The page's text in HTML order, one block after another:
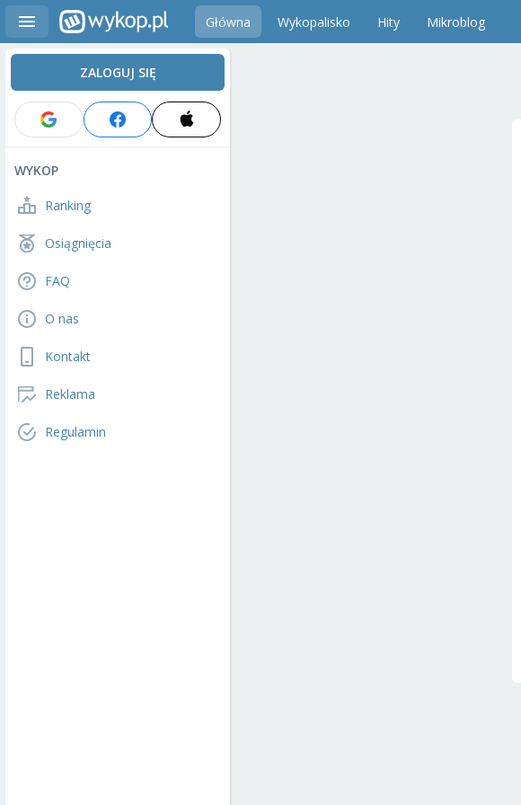
Główna Wykopalisko Hity Mikroblog
ZALOGUJ SIĘ
WYKOP
Ranking
Osiągnięcia
FAQ
O nas
Kontakt
Reklama
Regulamin